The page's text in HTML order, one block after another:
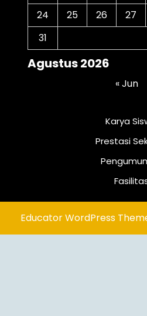
Agustus 2026
24
25 26 27
31
« Jun
Karya
Prestasi
Educator WordPress